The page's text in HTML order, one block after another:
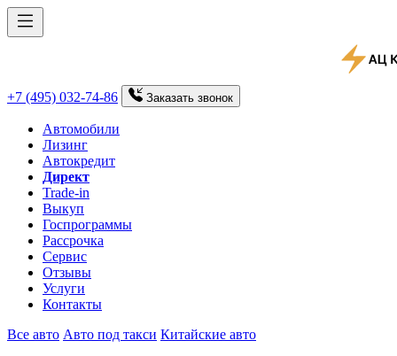
+7 (495) 032-74-86 Заказать звонок
Автомобили
Лизинг
Автокредит
Директ
Trade-in
Выкуп
Госпрограммы
Рассрочка
Сервис
Отзывы
Услуги
Контакты
Все авто Авто под такси Китайские авто